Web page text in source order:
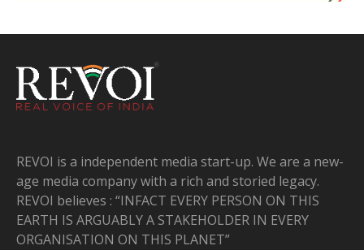
REVOI is a independent media start-up. We are a new-
age media company with a rich and storied legacy.
REVOI believes : “INFACT EVERY PERSON ON THIS
EARTH IS ARGUABLY A STAKEHOLDER IN EVERY
ORGANISATION ON THIS PLANET”